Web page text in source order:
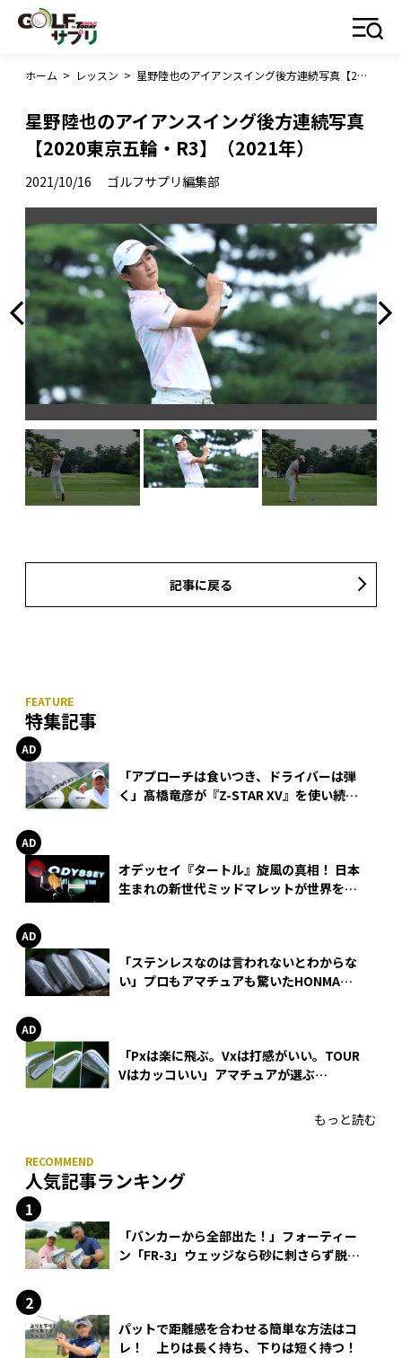
ホーム > レッスン > 星野陸也のアイアンスイング後方連続写真【2020東京五輪・R3】（2021年）
星野陸也のアイアンスイング後方連続写真
【2020東京五輪・R3】（2021年）
2021/10/16 ゴルフサプリ編集部
記事に戻る
特集記事
「アプローチは食いつき、ドライバーは弾
く」髙橋竜彦が『Z-STAR XV』を使い続け
オデッセイ『タートル』旋風の真相！ 日本
生まれの新世代ミッドマレットが世界を席
「ステンレスなのは言われないとわからな
い」プロもアマチュアも驚いたHONMA
「Pxは楽に飛ぶ。Vxは打感がいい。TOUR
Vはカッコいい」アマチュアが選ぶ
もっと読む
人気記事ランキング
「バンカーから全部出た！」フォーティー
ン「FR-3」ウェッジなら砂に刺さらず脱出
パットで距離感を合わせる簡単な方法はコ
レ！ 上りは長く持ち、下りは短く持つ！